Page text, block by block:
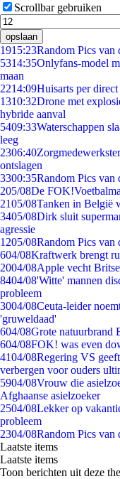
Scrollbar gebruiken
opslaan
1915:23Random Pics van
5314:35Onlyfans-model
maan
2214:09Huisarts per
1310:32Drone met
hybride aanval
5409:33Waterschappen
leeg
2306:40
ontslagen
3300:35Random Pics van
205/08De
2105/08Tanken in België
3405/08Dirk sluit
agressie
1205/08Random Pics van
604/08Kraftwerk brengt
2004/08Apple vecht
8404/08'Witte' mannen
probleem
3004/08Ceuta-leider
'gruweldaad'
604/08Grote natuurbrand
604/08FOK! was even
4104/08Regering VS
verbergen voor ouders
5904/08Vrouw die
Afghaanse asielzoeker
2504/08Lekker op
probleem
2304/08Random Pics van
Laatste items
Laatste items
Toon berichten uit deze